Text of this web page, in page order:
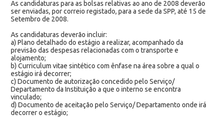
As candidaturas para as bolsas relativas ao ano de 2008 deverão
ser enviadas, por correio registado, para a sede da SPP, até 15 de
Setembro de 2008.
As candidaturas deverão incluir:
a) Plano detalhado do estágio a realizar, acompanhado da
previsão das despesas relacionadas com o transporte e
alojamento;
b) Curriculum vitae sintético com ênfase na área sobre a qual o
estágio irá decorrer;
c) Documento de autorização concedido pelo Serviço/
Departamento da Instituição a que o interno se encontra
vinculado;
d) Documento de aceitação pelo Serviço/ Departamento onde irá
decorrer o estágio;